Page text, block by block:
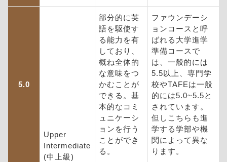
5.0
Upper
Intermediate
(中上級)
部分的に英
語を駆使す
る能力を有
しており、
概ね全体的
な意味をつ
かむことが
できる。基
本的なコミ
ュニケーシ
ョンを行う
ことができ
る。
ファウンデーシ
ョンコースと呼
ばれる大学進学
準備コースで
は、一般的には
5.5以上、専門学
校やTAFEは一般
的には5.0~5.5と
されています。
但しこちらも進
学する学部や機
関によって異な
ります。